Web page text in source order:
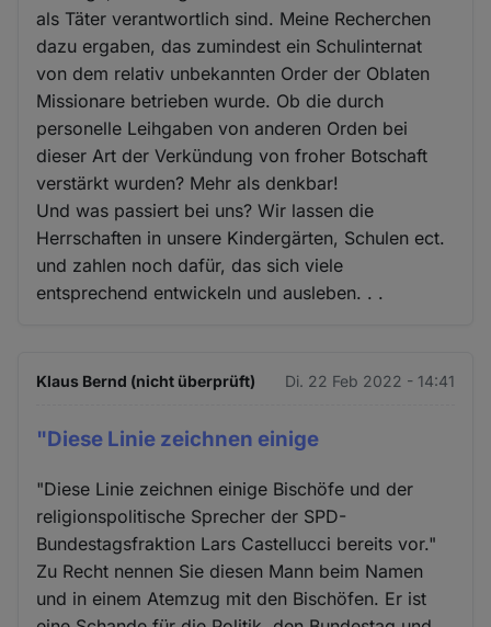
als Täter verantwortlich sind. Meine Recherchen
dazu ergaben, das zumindest ein Schulinternat
von dem relativ unbekannten Order der Oblaten
Missionare betrieben wurde. Ob die durch
personelle Leihgaben von anderen Orden bei
dieser Art der Verkündung von froher Botschaft
verstärkt wurden? Mehr als denkbar!
Und was passiert bei uns? Wir lassen die
Herrschaften in unsere Kindergärten, Schulen ect.
und zahlen noch dafür, das sich viele
entsprechend entwickeln und ausleben. . .
Klaus Bernd (nicht überprüft) Di. 22 Feb 2022 - 14:41
"Diese Linie zeichnen einige
"Diese Linie zeichnen einige Bischöfe und der
religionspolitische Sprecher der SPD-
Bundestagsfraktion Lars Castellucci bereits vor."
Zu Recht nennen Sie diesen Mann beim Namen
und in einem Atemzug mit den Bischöfen. Er ist